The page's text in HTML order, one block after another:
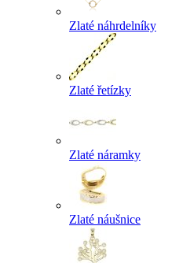
Zlaté náhrdelníky
Zlaté řetízky
Zlaté náramky
Zlaté náušnice